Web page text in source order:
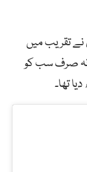
نے تقریب میں
کرنہ صرف سب کو
تھا۔